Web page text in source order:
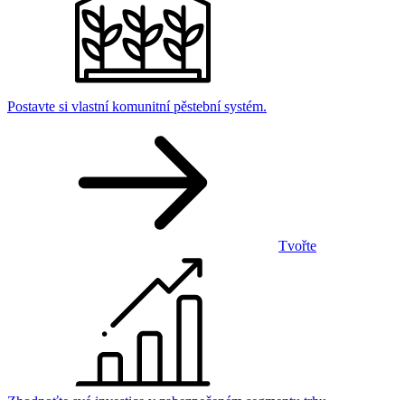
Postavte si vlastní komunitní pěstební systém.
Tvořte